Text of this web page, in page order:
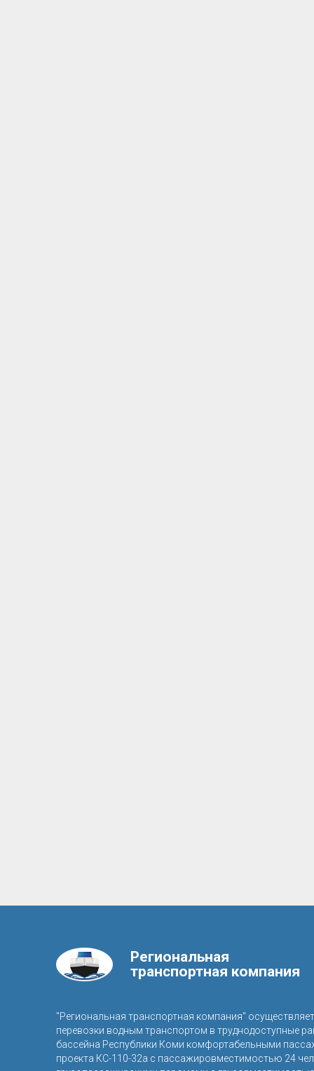
Региональная
транспортная компания
"Региональная транспортная компания"
перевозки водным транспортом в труднодоступные
бассейна Республики Коми комфортабельными
проекта КС-110-32а с пассажировместимостью 24